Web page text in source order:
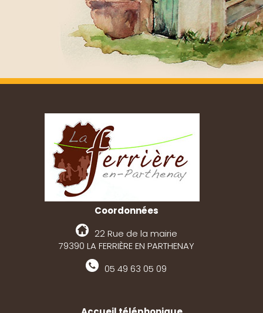
Coordonnées
22 Rue de la mairie
79390 LA FERRIÈRE EN PARTHENAY
05 49 63 05 09